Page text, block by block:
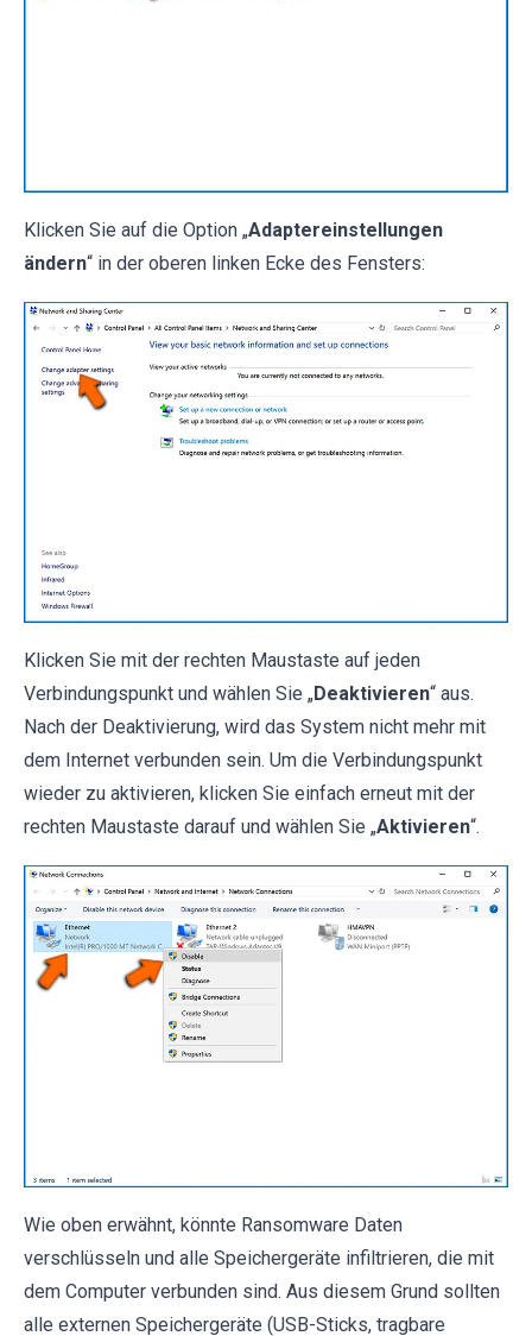
Klicken Sie auf die Option „Adaptereinstellungen
ändern“ in der oberen linken Ecke des Fensters:
Klicken Sie mit der rechten Maustaste auf jeden
Verbindungspunkt und wählen Sie „Deaktivieren“ aus.
Nach der Deaktivierung, wird das System nicht mehr mit
dem Internet verbunden sein. Um die Verbindungspunkt
wieder zu aktivieren, klicken Sie einfach erneut mit der
rechten Maustaste darauf und wählen Sie „Aktivieren“.
Wie oben erwähnt, könnte Ransomware Daten
verschlüsseln und alle Speichergeräte infiltrieren, die mit
dem Computer verbunden sind. Aus diesem Grund sollten
alle externen Speichergeräte (USB-Sticks, tragbare